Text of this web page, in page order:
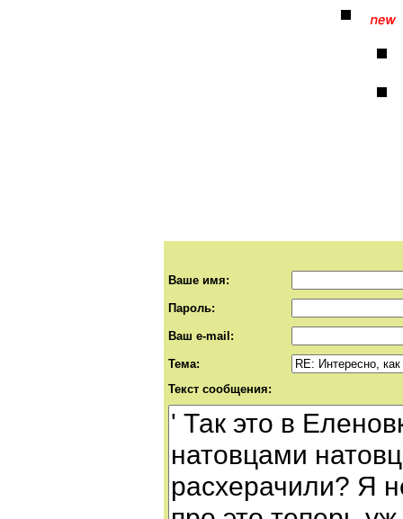
Ваше имя:
Пароль:
Ваш e-mail:
Тема:
Текст сообщения: